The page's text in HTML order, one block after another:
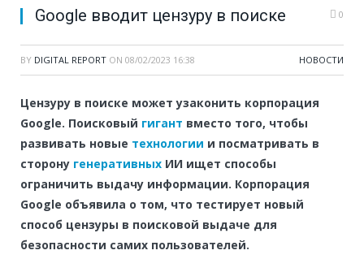
Google вводит цензуру в поиске 0
BY DIGITAL REPORT ON 08/02/2023 16:38 НОВОСТИ
Цензуру в поиске может узаконить корпорация
Google. Поисковый гигант вместо того, чтобы
развивать новые технологии и посматривать в
сторону генеративных ИИ ищет способы
ограничить выдачу информации. Корпорация
Google объявила о том, что тестирует новый
способ цензуры в поисковой выдаче для
безопасности самих пользователей.